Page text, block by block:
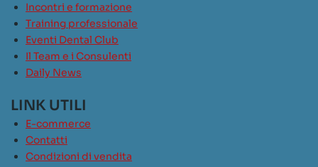
Incontri e formazione
Training professionale
Eventi Dental Club
Il Team e i Consulenti
Daily News
LINK UTILI
E-commerce
Contatti
Condizioni di vendita